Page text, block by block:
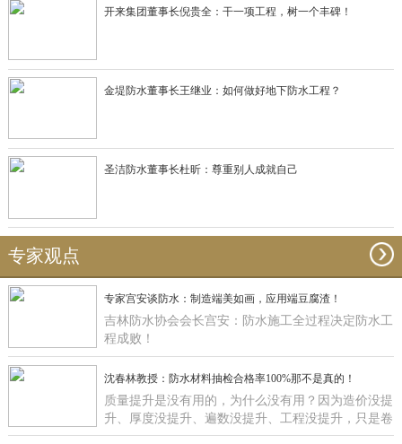
行！
开来集团董事长倪贵全：干一项工程，树一个丰碑！
金堤防水董事长王继业：如何做好地下防水工程？
圣洁防水董事长杜昕：尊重别人成就自己
专家观点
专家宫安谈防水：制造端美如画，应用端豆腐渣！
吉林防水协会会长宫安：防水施工全过程决定防水工
程成败！
沈春林教授：防水材料抽检合格率100%那不是真的！
质量提升是没有用的，为什么没有用？因为造价没提
升、厚度没提升、遍数没提升、工程没提升，只是卷
材在那里提升有什么用啊？